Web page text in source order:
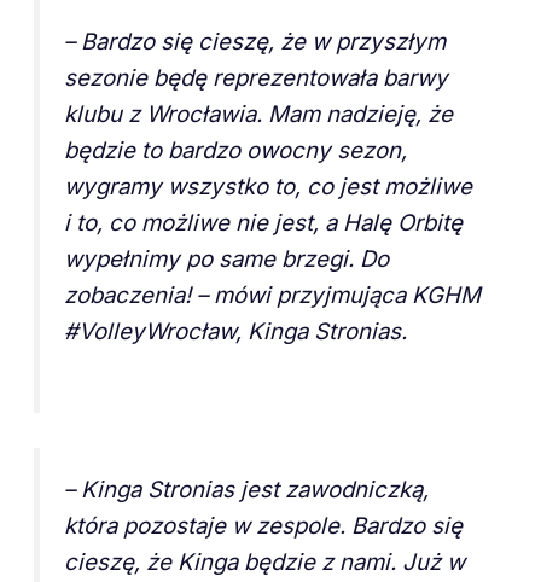
–Bardzo się cieszę, że w przyszłym
sezonie będę reprezentowała barwy
klubu z Wrocławia. Mam nadzieję, że
będzie to bardzo owocny sezon,
wygramy wszystko to, co jest możliwe
i to, co możliwe nie jest, a Halę Orbitę
wypełnimy po same brzegi. Do
zobaczenia!– mówi przyjmująca KGHM
#VolleyWrocław, Kinga Stronias.
– Kinga Stronias jest zawodniczką,
która pozostaje w zespole. Bardzo się
cieszę, że Kinga będzie z nami. Już w